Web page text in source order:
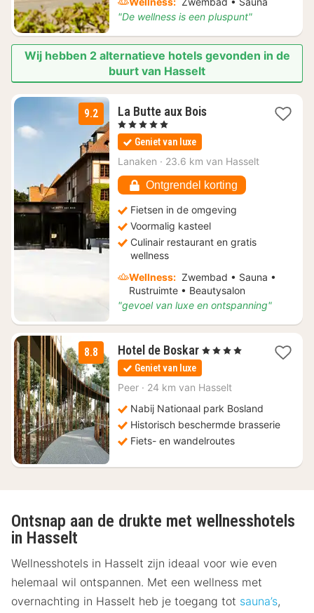
"De wellness is een pluspunt"
Wij hebben 2 alternatieve hotels gevonden in de
buurt van Hasselt
9.2 La Butte aux Bois1
235
, 5 Sterren
Geniet van luxe
Lanaken · 23.6 km van Hasselt
Ontgrendel korting
Fietsen in de omgeving
Voormalig kasteel
Culinair restaurant en gratis
wellness
Wellness: Zwembad • Sauna •
Rustruimte • Beautysalon
"gevoel van luxe en ontspanning"
8.8 Hotel de Boskar1
nacht
vanaf
€
, 4 Sterren
Geniet van luxe
Peer · 24 km van Hasselt
Nabij Nationaal park Bosland
Historisch beschermde brasserie
Fiets- en wandelroutes
Ontsnap aan de drukte met wellnesshotels
in Hasselt
Wellnesshotels in Hasselt zijn ideaal voor wie even
helemaal wil ontspannen. Met een wellness met
overnachting in Hasselt heb je toegang tot sauna’s,